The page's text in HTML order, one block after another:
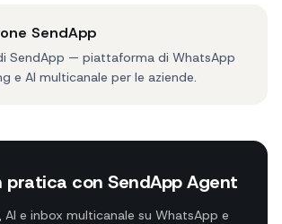
SendApp
SendApp — piattaforma di WhatsApp
e AI multicanale per le aziende.
pratica con SendApp Agent
AI e inbox multicanale su WhatsApp e